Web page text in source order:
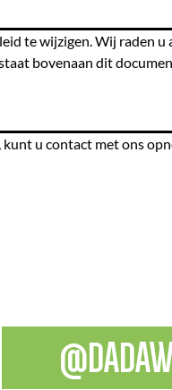
te wijzigen. Wij raden
bovenaan dit
u contact met ons